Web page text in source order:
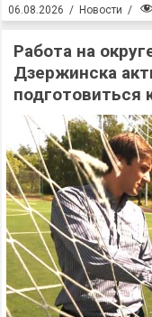
06.08.2026 / Новости /
Работа на
Дзержинска
подготовиться